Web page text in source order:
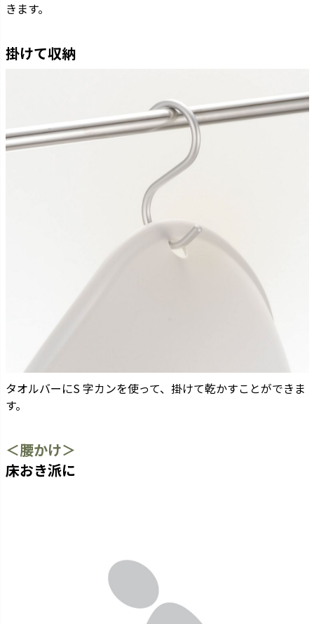
きます。
掛けて収納
タオルバーにS 字カンを使って、掛けて乾かすことができま
す。
＜腰かけ＞
床おき派に